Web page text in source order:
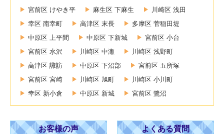
宮前区 けやき平
麻生区 下麻生
川崎区 浅田
幸区 南幸町
高津区 末長
多摩区 菅稲田堤
中原区 上平間
中原区 下新城
宮前区 小台
宮前区 水沢
川崎区 中瀬
川崎区 浅野町
高津区 諏訪
中原区 下沼部
宮前区 五所塚
宮前区 宮崎
川崎区 旭町
川崎区 小川町
幸区 新小倉
中原区 新城 宮前区 鷺沼
お客様の声 よくある質問